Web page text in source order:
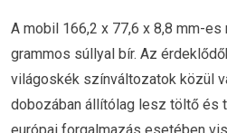
A mobil 166,2 x 77,6 x 8,8 mm-
grammos súllyal bír. Az
világoskék színváltozatok közül
dobozában állítólag lesz töltő és